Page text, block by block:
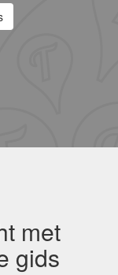
met
gids